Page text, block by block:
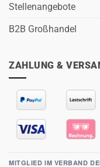
Stellenangebote
B2B Großhandel
ZAHLUNG &
MITGLIED IM VERBAND